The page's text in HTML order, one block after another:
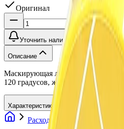
Оригинал
Уточнить наличие
Описание
Маскирующая лента
120 градусов, жёлтая, Au-8225Y
Характеристики
Расходные материалы